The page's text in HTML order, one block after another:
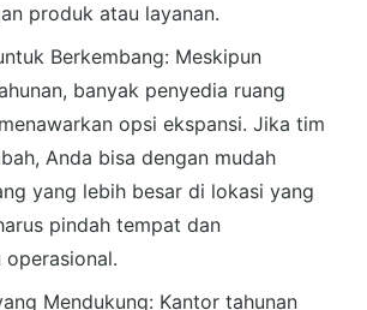
produk atau layanan.
Berkembang: Meskipun
banyak penyedia ruang
opsi ekspansi. Jika tim
Anda bisa dengan mudah
yang lebih besar di lokasi yang
pindah tempat dan
operasional.
Mendukung: Kantor tahunan